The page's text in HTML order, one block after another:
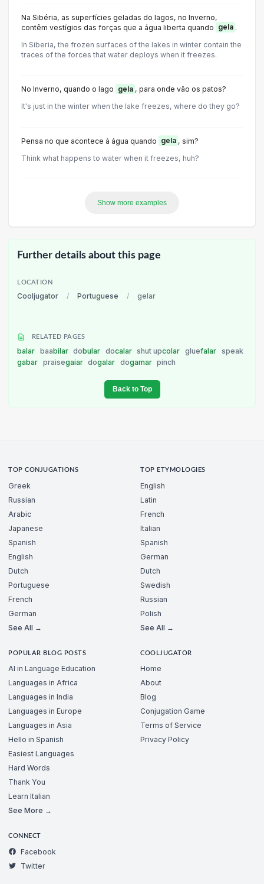
Na Sibéria, as superfícies geladas do lagos, no Inverno,
contêm vestígios das forças que a água liberta quando gela .
In Siberia, the frozen surfaces of the lakes in winter contain the
traces of the forces that water deploys when it freezes.
No Inverno, quando o lago gela , para onde vão os patos?
It's just in the winter when the lake freezes, where do they go?
Pensa no que acontece à água quando gela , sim?
Think what happens to water when it freezes, huh?
Show more examples
Further details about this page
LOCATION
Cooljugator / Portuguese / gelar
RELATED PAGES
balar baabilar dobular docalar shut upcolar gluefalar speak
gabar praisegaiar dogalar dogamar pinch
Back to Top
TOP CONJUGATIONS
Greek
Russian
Arabic
Japanese
Spanish
English
Dutch
Portuguese
French
German
See All →
TOP ETYMOLOGIES
English
Latin
French
Italian
Spanish
German
Dutch
Swedish
Russian
Polish
See All →
POPULAR BLOG POSTS
AI in Language Education
Languages in Africa
Languages in India
Languages in Europe
Languages in Asia
Hello in Spanish
Easiest Languages
Hard Words
Thank You
Learn Italian
See More →
COOLJUGATOR
Home
About
Blog
Conjugation Game
Terms of Service
Privacy Policy
CONNECT
Facebook
Twitter